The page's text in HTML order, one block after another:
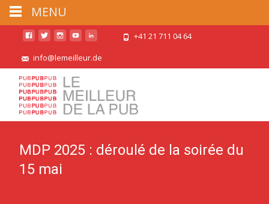
+41 21 711 04 64
info@lemeilleur.de
MDP 2025 : déroulé de la soirée du
15 mai
MENU